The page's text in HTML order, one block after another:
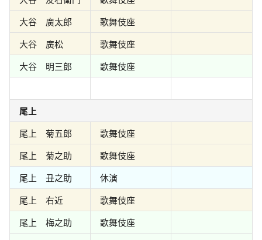
大谷 廣太郎
歌舞伎座
大谷 廣松
歌舞伎座
大谷 明三郎
歌舞伎座
尾上
尾上 菊五郎
歌舞伎座
尾上 菊之助
歌舞伎座
尾上 丑之助
休演
尾上 右近
歌舞伎座
尾上 梅之助
歌舞伎座